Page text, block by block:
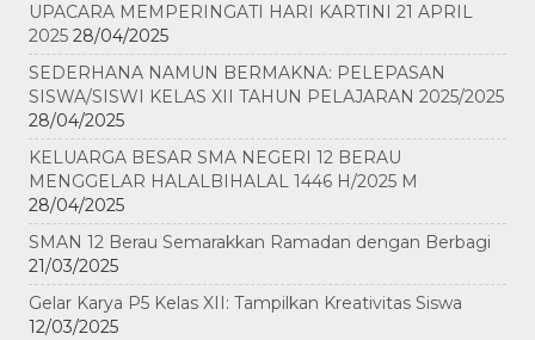
UPACARA MEMPERINGATI HARI KARTINI 21 APRIL
2025 28/04/2025
SEDERHANA NAMUN BERMAKNA: PELEPASAN
SISWA/SISWI KELAS XII TAHUN PELAJARAN 2025/2025
28/04/2025
KELUARGA BESAR SMA NEGERI 12 BERAU
MENGGELAR HALALBIHALAL 1446 H/2025 M
28/04/2025
SMAN 12 Berau Semarakkan Ramadan dengan Berbagi
21/03/2025
Gelar Karya P5 Kelas XII: Tampilkan Kreativitas Siswa
12/03/2025